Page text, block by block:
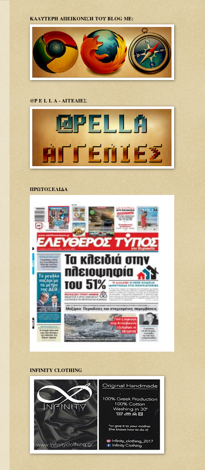
ΚΑΛΥΤΕΡΗ ΑΠΕΙΚΟΝΙΣΗ ΤΟΥ BLOG ΜΕ:
@P E L L A - ΑΓΓΕΛΙΕΣ
ΠΡΩΤΟΣΕΛΙΔΑ
INFINITY CLOTHING